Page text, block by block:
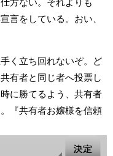
方ない。それよりも
言をしている。おい、
く立ち回れないぞ。ど
有者と同じ者へ投票し
に勝てるよう、共有者
『共有者お嬢様を信頼